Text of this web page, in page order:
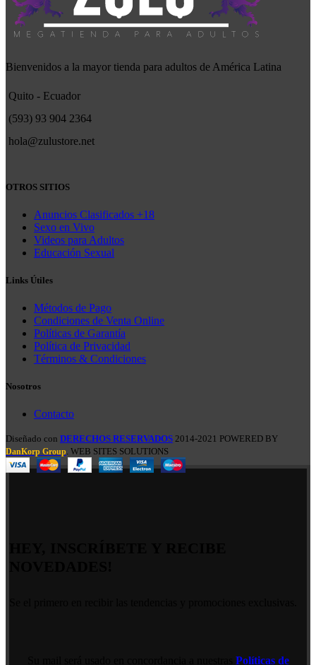
Bienvenidos a la mayor tienda para adultos de América Latina
Quito - Ecuador
(593) 93 904 2364
hola@zulustore.net
OTROS SITIOS
Anuncios Clasificados +18
Sexo en Vivo
Videos para Adultos
Educación Sexual
Links Útiles
Métodos de Pago
Condiciones de Venta Online
Políticas de Garantía
Política de Privacidad
Términos & Condiciones
Nosotros
Contacto
Diseñado con DERECHOS RESERVADOS 2014-2021 POWERED BY
DanKorp Group. WEB SITES SOLUTIONS
Políticas de